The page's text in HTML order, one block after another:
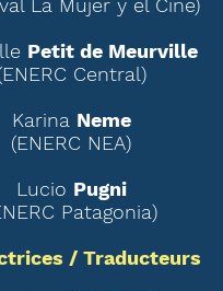
La Mujer y el Cine)
Petit de Meurville
Central)
Karina Neme
(ENERC NEA)
Lucio Pugni
Patagonia)
/ Traducteurs